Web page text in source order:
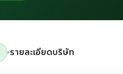
›รายละเอียดบริษัท